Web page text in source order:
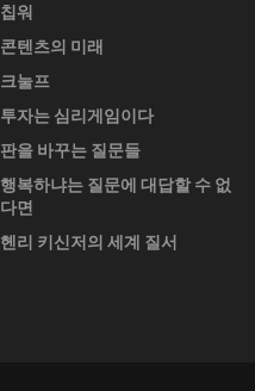
칩워
콘텐츠의 미래
크눌프
투자는 심리게임이다
판을 바꾸는 질문들
행복하냐는 질문에 대답할 수 없
다면
헨리 키신저의 세계 질서